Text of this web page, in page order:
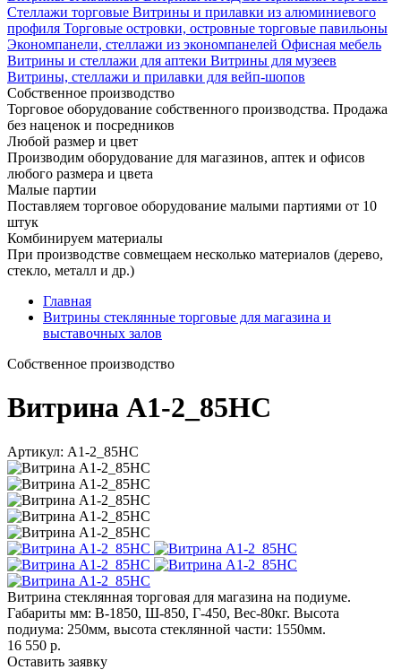
Стеллажи торговые Витрины и прилавки из алюминиевого
профиля Торговые островки, островные торговые павильоны
Экономпанели, стеллажи из экономпанелей Офисная мебель
Витрины и стеллажи для аптеки Витрины для музеев
Витрины, стеллажи и прилавки для вейп-шопов
Собственное производство
Торговое оборудование собственного производства. Продажа
без наценок и посредников
Любой размер и цвет
Производим оборудование для магазинов, аптек и офисов
любого размера и цвета
Малые партии
Поставляем торговое оборудование малыми партиями от 10
штук
Комбинируем материалы
При производстве совмещаем несколько материалов (дерево,
стекло, металл и др.)
Главная
Витрины стеклянные торговые для магазина и
выставочных залов
Cобственное производство
Витрина А1-2_85НС
Артикул: А1-2_85НС
Витрина стеклянная торговая для магазина на подиуме.
Габариты мм: В-1850, Ш-850, Г-450, Вес-80кг. Высота
подиума: 250мм, высота стеклянной части: 1550мм.
16 550 р.
Оставить заявку